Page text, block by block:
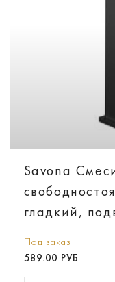
Savona
гладкий,
Под заказ
589.00 РУБ